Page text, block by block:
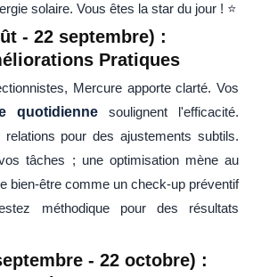
solaire. Vous êtes la star du jour ! ⭐
- 22 septembre) :
Pratiques
Mercure apporte clarté. Vos
quotidienne soulignent l'efficacité.
pour des ajustements subtils.
tâches ; une optimisation mène au
bien-être comme un check-up préventif
méthodique pour des résultats
- 22 octobre) :